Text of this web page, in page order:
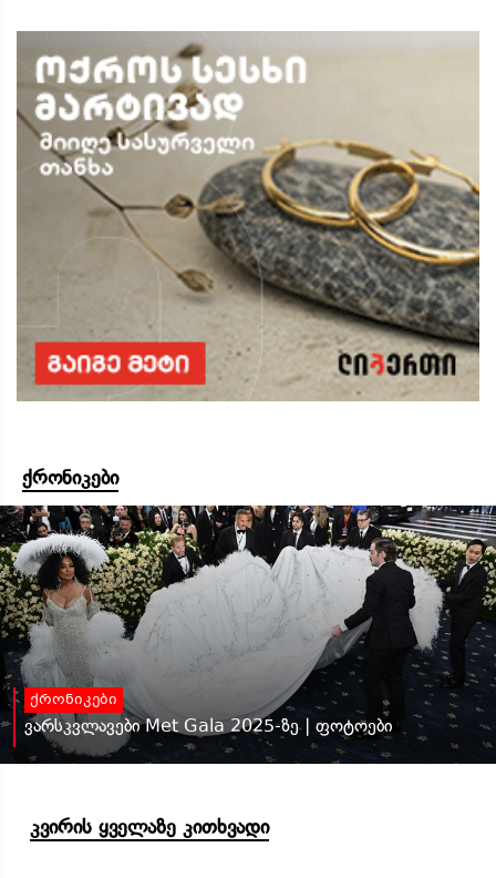
ქრონიკები
ქრონიკები
ვარსკვლავები Met Gala 2025-ზე | ფოტოები
კვირის ყველაზე კითხვადი